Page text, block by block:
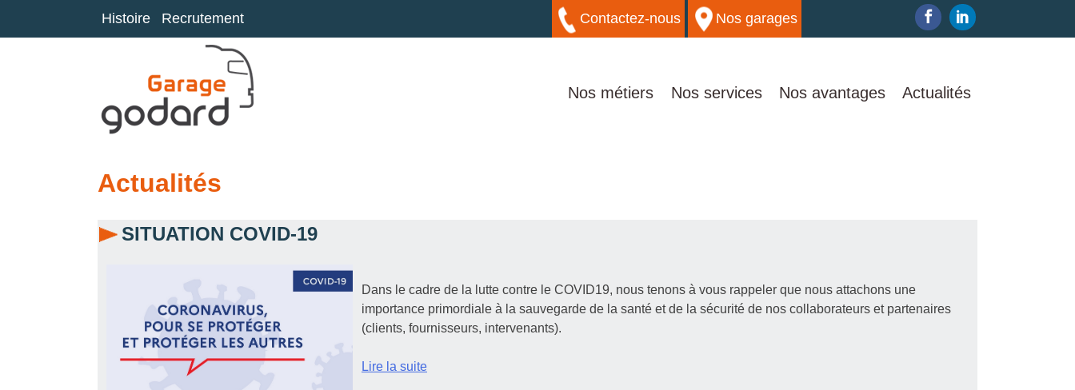
Histoire Recrutement Contactez-nous Nos garages
Nos métiers Nos services Nos avantages Actualités
Actualités
SITUATION COVID-19
Dans le cadre de la lutte contre le COVID19, nous tenons à vous rappeler que nous attachons une
importance primordiale à la sauvegarde de la santé et de la sécurité de nos collaborateurs et partenaires
(clients, fournisseurs, intervenants).
Lire la suite